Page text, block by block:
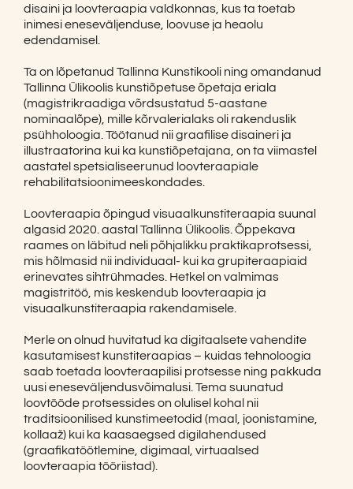
disaini ja loovteraapia valdkonnas, kus ta toetab
inimesi eneseväljenduse, loovuse ja heaolu
edendamisel.
Ta on lõpetanud Tallinna Kunstikooli ning omandanud
Tallinna Ülikoolis kunstiõpetuse õpetaja eriala
(magistrikraadiga võrdsustatud 5-aastane
nominaalõpe), mille kõrvalerialaks oli rakenduslik
psühholoogia. Töötanud nii graafilise disaineri ja
illustraatorina kui ka kunstiõpetajana, on ta viimastel
aastatel spetsialiseerunud loovteraapiale
rehabilitatsioonimeeskondades.
Loovteraapia õpingud visuaalkunstiteraapia suunal
algasid 2020. aastal Tallinna Ülikoolis. Õppekava
raames on läbitud neli põhjalikku praktikaprotsessi,
mis hõlmasid nii individuaal- kui ka grupiteraapiaid
erinevates sihtrühmades. Hetkel on valmimas
magistritöö, mis keskendub loovteraapia ja
visuaalkunstiteraapia rakendamisele.
Merle on olnud huvitatud ka digitaalsete vahendite
kasutamisest kunstiteraapias – kuidas tehnoloogia
saab toetada loovteraapilisi protsesse ning pakkuda
uusi eneseväljendusvõimalusi. Tema suunatud
loovtööde protsessides on olulisel kohal nii
traditsioonilised kunstimeetodid (maal, joonistamine,
kollaaž) kui ka kaasaegsed digilahendused
(graafikatöötlemine, digimaal, virtuaalsed
loovteraapia tööriistad).